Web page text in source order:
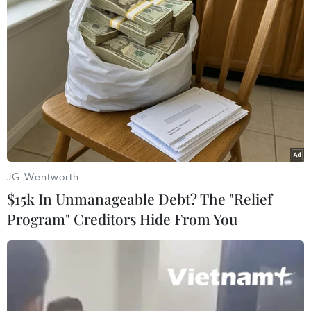
TP. Hà Nội
Theo dõi VietnamPlus
TIN LIÊN QUAN
JG Wentworth
$15k In Unmanageable Debt? The "Relief
Program" Creditors Hide From You